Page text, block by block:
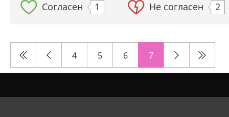
Согласен 1 Не согласен 2
4 5 6 7